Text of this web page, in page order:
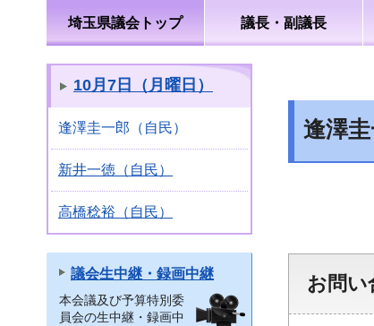
埼玉県議会トップ 議長・副議長
10月7日（月曜日）
逢澤圭一郎（自民）
新井一徳（自民）
高橋稔裕（自民）
議会生中継・録画中継
本会議及び予算特別委
員会の生中継・録画中
逢澤圭
お問い